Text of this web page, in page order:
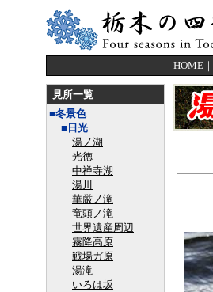
HOME ｜
見所一覧
■冬景色
■日光
湯ノ湖
光徳
中禅寺湖
湯川
華厳ノ滝
竜頭ノ滝
世界遺産周辺
霧降高原
戦場ガ原
湯滝
いろは坂